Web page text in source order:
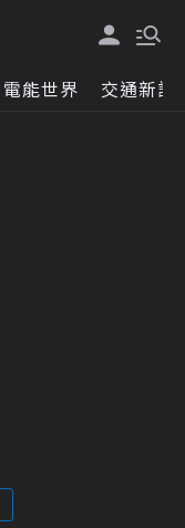
電能世界 交通新訊